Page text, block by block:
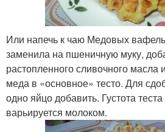
Или напечь к чаю Медовых
заменила на пшеничную муку,
растопленного сливочного масла
меда в «основное» тесто. Для
одно яйцо добавить. Густота
варьируется молоком.